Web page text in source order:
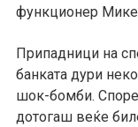
функционер
Припадници на
банката дури
шок-бомби.
дотогаш веќе